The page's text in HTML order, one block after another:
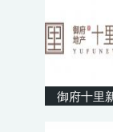
御府十里